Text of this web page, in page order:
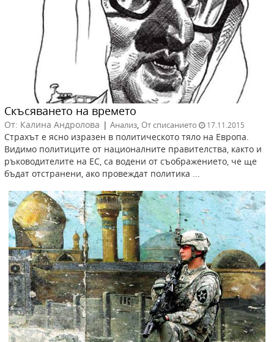
Скъсяването на времето
От: Калина Андролова | Анализ, От списанието 17.11.2015
Страхът е ясно изразен в политическото тяло на Европа.
Видимо политиците от националните правителства, както и
ръководителите на ЕС, са водени от съображението, че ще
бъдат отстранени, ако провеждат политика ...